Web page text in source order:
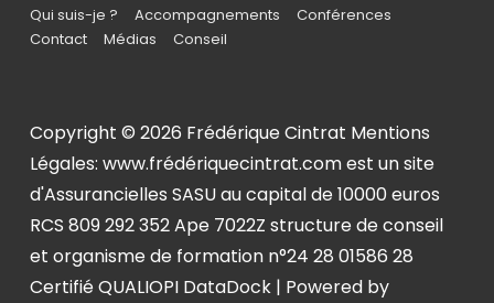
Qui suis-je ? Accompagnements
Conférences
Contact
Médias Conseil
Copyright © 2026 Frédérique Cintrat Mentions
Légales: www.frédériquecintrat.com est un site
d'Assurancielles SASU au capital de 10000 euros
RCS 809 292 352 Ape 7022Z structure de conseil
et organisme de formation n°24 28 01586 28
Certifié QUALIOPI DataDock | Powered by